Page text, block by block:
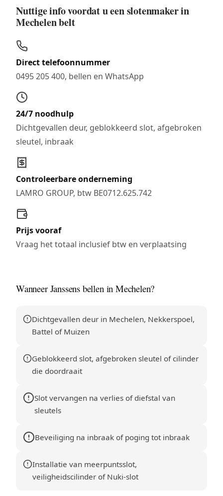
Nuttige info voordat u een slotenmaker in
Mechelen belt
Direct telefoonnummer
0495 205 400, bellen en WhatsApp
24/7 noodhulp
Dichtgevallen deur, geblokkeerd slot, afgebroken
sleutel, inbraak
Controleerbare onderneming
LAMRO GROUP, btw BE0712.625.742
Prijs vooraf
Vraag het totaal inclusief btw en verplaatsing
Wanneer Janssens bellen in Mechelen?
Dichtgevallen deur in Mechelen, Nekkerspoel,
Battel of Muizen
Geblokkeerd slot, afgebroken sleutel of cilinder
die doordraait
Slot vervangen na verlies of diefstal van
sleutels
Beveiliging na inbraak of poging tot inbraak
Installatie van meerpuntsslot,
veiligheidscilinder of Nuki-slot